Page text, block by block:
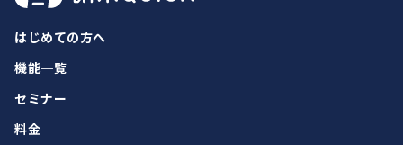
はじめての方へ
機能一覧
セミナー
料金